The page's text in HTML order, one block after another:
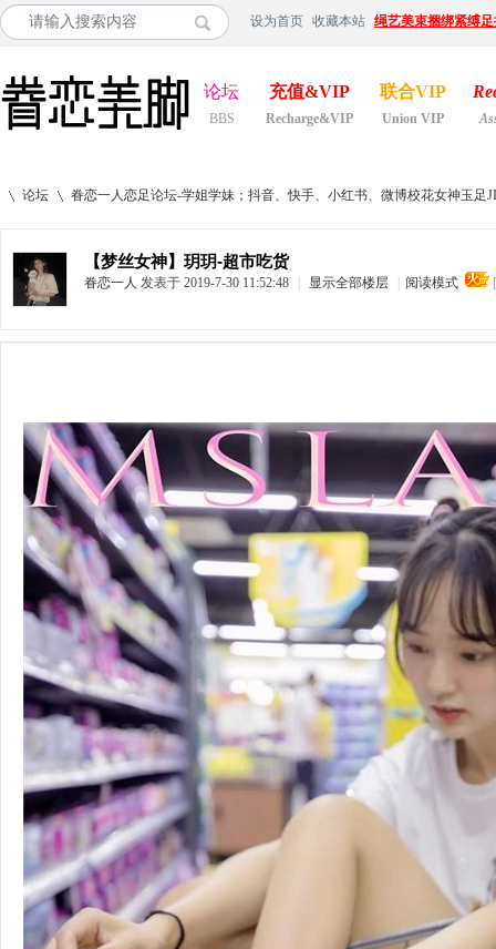
设为首页 收藏本站 绳艺美束捆绑紧缚
论坛
BBS
充值&VIP
Recharge&VIP
联合VIP
Union VIP
论坛
›
眷恋一人恋足论坛-学姐学妹；抖音、快手、小红书、微博校花女神玉足
【梦丝女神】玥玥-超市吃货
眷恋一人 发表于 2019-7-30 11:52:48 显示全部楼层 阅读模式